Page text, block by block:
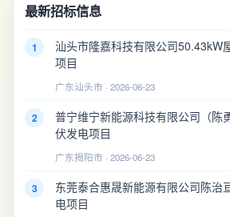
最新招标信息
1
汕头市隆嘉科技有限公司50.43kW
项目
广东汕头市 · 2026-06-23
2
普宁维宁新能源科技有限公司（陈
伏发电项目
广东揭阳市 · 2026-06-23
3
东莞泰合惠晟新能源有限公司陈治
电项目